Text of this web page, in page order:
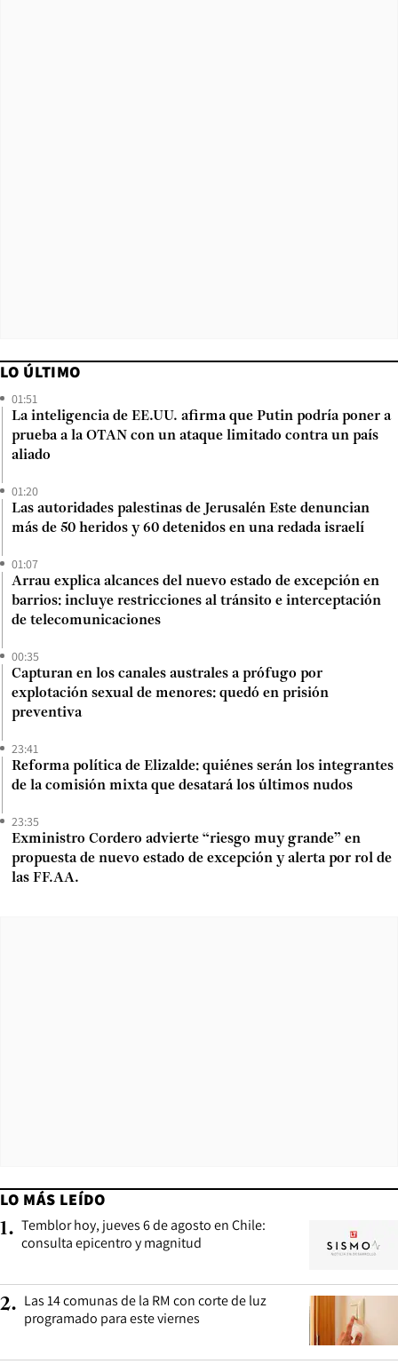
LO ÚLTIMO
01:51
La inteligencia de EE.UU. afirma que Putin podría poner a
prueba a la OTAN con un ataque limitado contra un país
aliado
01:20
Las autoridades palestinas de Jerusalén Este denuncian
más de 50 heridos y 60 detenidos en una redada israelí
01:07
Arrau explica alcances del nuevo estado de excepción en
barrios: incluye restricciones al tránsito e interceptación
de telecomunicaciones
00:35
Capturan en los canales australes a prófugo por
explotación sexual de menores: quedó en prisión
preventiva
23:41
Reforma política de Elizalde: quiénes serán los integrantes
de la comisión mixta que desatará los últimos nudos
23:35
Exministro Cordero advierte “riesgo muy grande” en
propuesta de nuevo estado de excepción y alerta por rol de
las FF.AA.
LO MÁS LEÍDO
1. Temblor hoy, jueves 6 de agosto en Chile:
consulta epicentro y magnitud
2. Las 14 comunas de la RM con corte de luz
programado para este viernes